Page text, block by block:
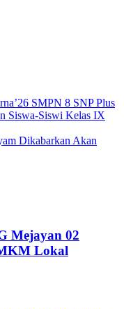
SMPN 8 SNP Plus
Siswa-Siswi Kelas IX
Dikabarkan Akan
Mejayan 02
Lokal